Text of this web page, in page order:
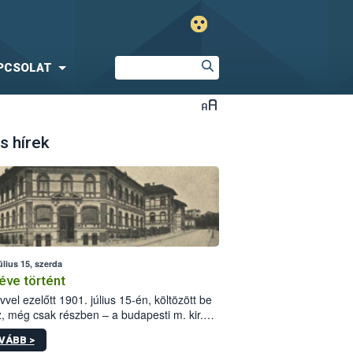
hírek
15, szerda
történt
ezelőtt 1901. július 15-én, költözött be
még csak részben – a budapesti m. kir.
állomás a Kis Rókus utca
alatti, Czigler Győző által tervezett új
>